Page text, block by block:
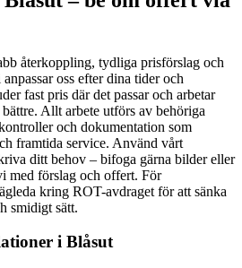
återkoppling, tydliga prisförslag och
oss efter dina tider och
fast pris där det passar och arbetar
Allt arbete utförs av behöriga
och dokumentation som
framtida service. Använd vårt
ditt behov – bifoga gärna bilder eller
med förslag och offert. För
kring ROT-avdraget för att sänka
smidigt sätt.
i Blåsut